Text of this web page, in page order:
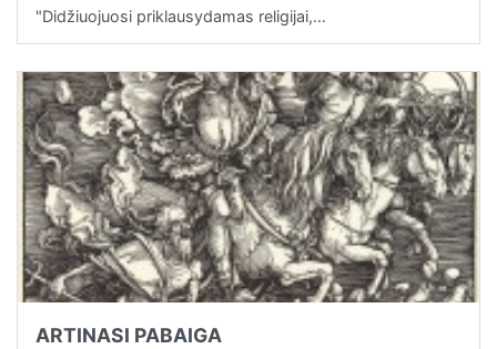
"Didžiuojuosi priklausydamas religijai,…
ARTINASI PABAIGA